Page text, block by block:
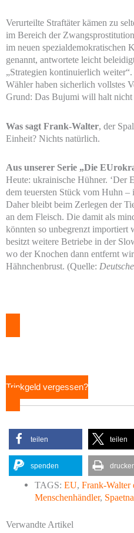
Verurteilte Straftäter kämen zu
im Bereich der
im neuen spezialdemokratischen
genannt, antwortete leicht
„Strategien kontinuierlich
Wähler haben sicherlich vollstes
Grund: Das Bujumi will halt nicht
Was sagt Frank-Walter, der
Einheit? Nichts natürlich.
Aus unserer Serie „Die
Heute: ukrainische Hühner. ‘Der
dem teuersten Stück vom Huhn –
Daher bleibt beim Zerlegen der
an dem Fleisch. Die damit als
könnten so unbegrenzt importiert
besitzt weitere Betriebe in der
wo der Knochen dann entfernt
Hähnchenbrust. (Quelle: Deutsche
Trinkgeld vergessen?
teilen teilen
spenden
TAGS:EU,Frank-Walter
Menschenhändler,
Verwandte Artikel